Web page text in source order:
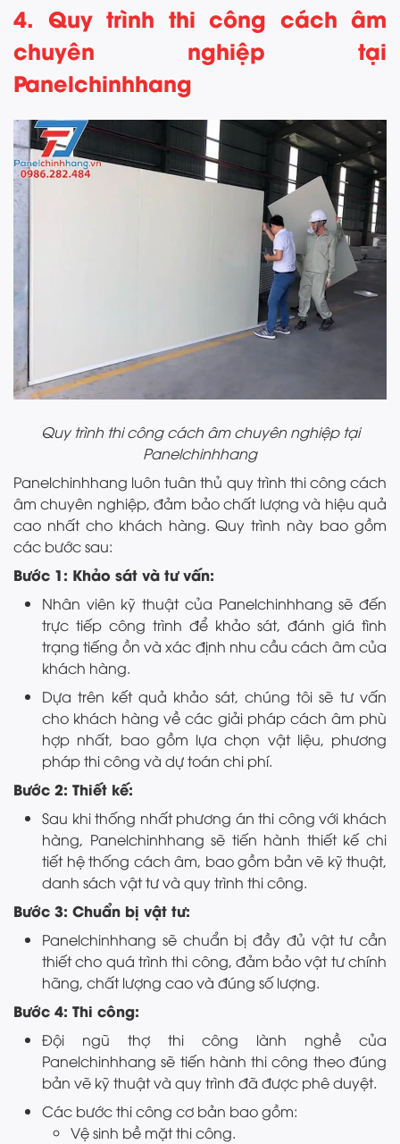
4. Quy trình thi công cách âm
chuyên nghiệp tại
Panelchinhhang
Quy trình thi công cách âm chuyên nghiệp tại
Panelchinhhang
Panelchinhhang luôn tuân thủ quy trình thi công cách
âm chuyên nghiệp, đảm bảo chất lượng và hiệu quả
cao nhất cho khách hàng. Quy trình này bao gồm
các bước sau:
Bước 1: Khảo sát và tư vấn:
Nhân viên kỹ thuật của Panelchinhhang sẽ đến
trực tiếp công trình để khảo sát, đánh giá tình
trạng tiếng ồn và xác định nhu cầu cách âm của
khách hàng.
Dựa trên kết quả khảo sát, chúng tôi sẽ tư vấn
cho khách hàng về các giải pháp cách âm phù
hợp nhất, bao gồm lựa chọn vật liệu, phương
pháp thi công và dự toán chi phí.
Bước 2: Thiết kế:
Sau khi thống nhất phương án thi công với khách
hàng, Panelchinhhang sẽ tiến hành thiết kế chi
tiết hệ thống cách âm, bao gồm bản vẽ kỹ thuật,
danh sách vật tư và quy trình thi công.
Bước 3: Chuẩn bị vật tư:
Panelchinhhang sẽ chuẩn bị đầy đủ vật tư cần
thiết cho quá trình thi công, đảm bảo vật tư chính
hãng, chất lượng cao và đúng số lượng.
Bước 4: Thi công:
Đội ngũ thợ thi công lành nghề của
Panelchinhhang sẽ tiến hành thi công theo đúng
bản vẽ kỹ thuật và quy trình đã được phê duyệt.
Các bước thi công cơ bản bao gồm:
Vệ sinh bề mặt thi công.